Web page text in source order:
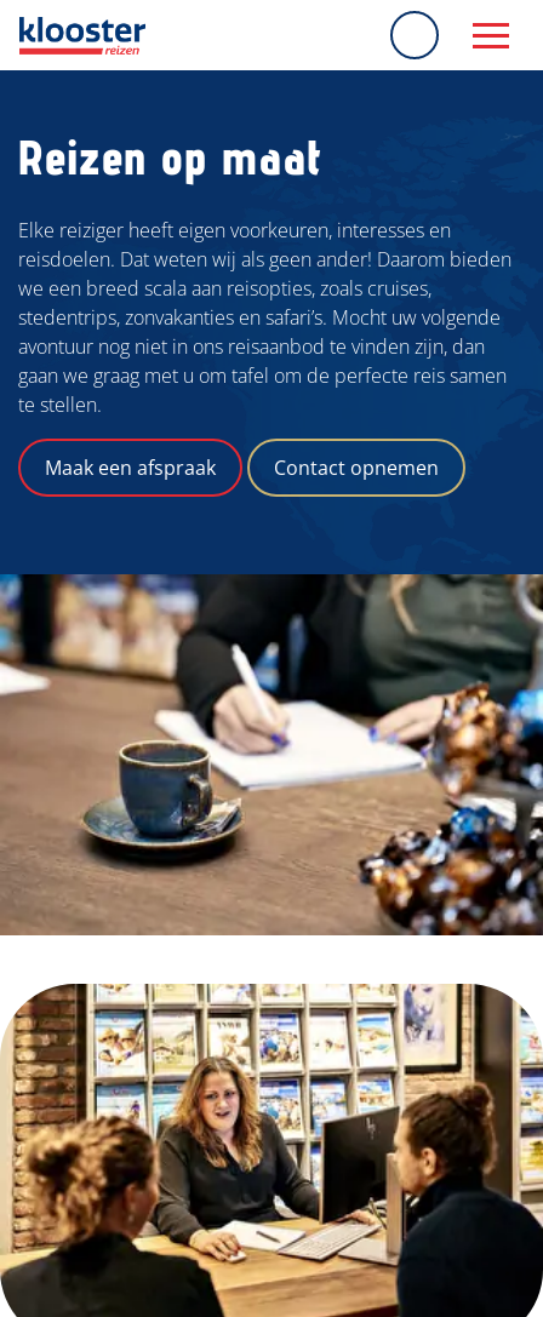
overslaan
Reizen op maat
Elke reiziger heeft eigen voorkeuren, interesses en
reisdoelen. Dat weten wij als geen ander! Daarom bieden
we een breed scala aan reisopties, zoals cruises,
stedentrips, zonvakanties en safari’s. Mocht uw volgende
avontuur nog niet in ons reisaanbod te vinden zijn, dan
gaan we graag met u om tafel om de perfecte reis samen
te stellen.
Maak een afspraak Contact opnemen